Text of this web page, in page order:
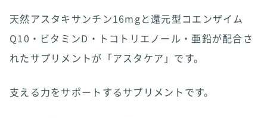
天然アスタキサンチン16mgと還元型コエンザイム
Q10・ビタミンD・トコトリエノール・亜鉛が配合さ
れたサプリメントが「アスタケア」です。
支える力をサポートするサプリメントです。